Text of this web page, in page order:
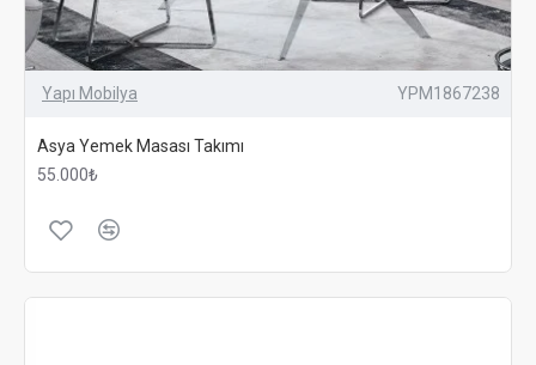
Yapı Mobilya YPM1867238
Asya Yemek Masası Takımı
55.000₺